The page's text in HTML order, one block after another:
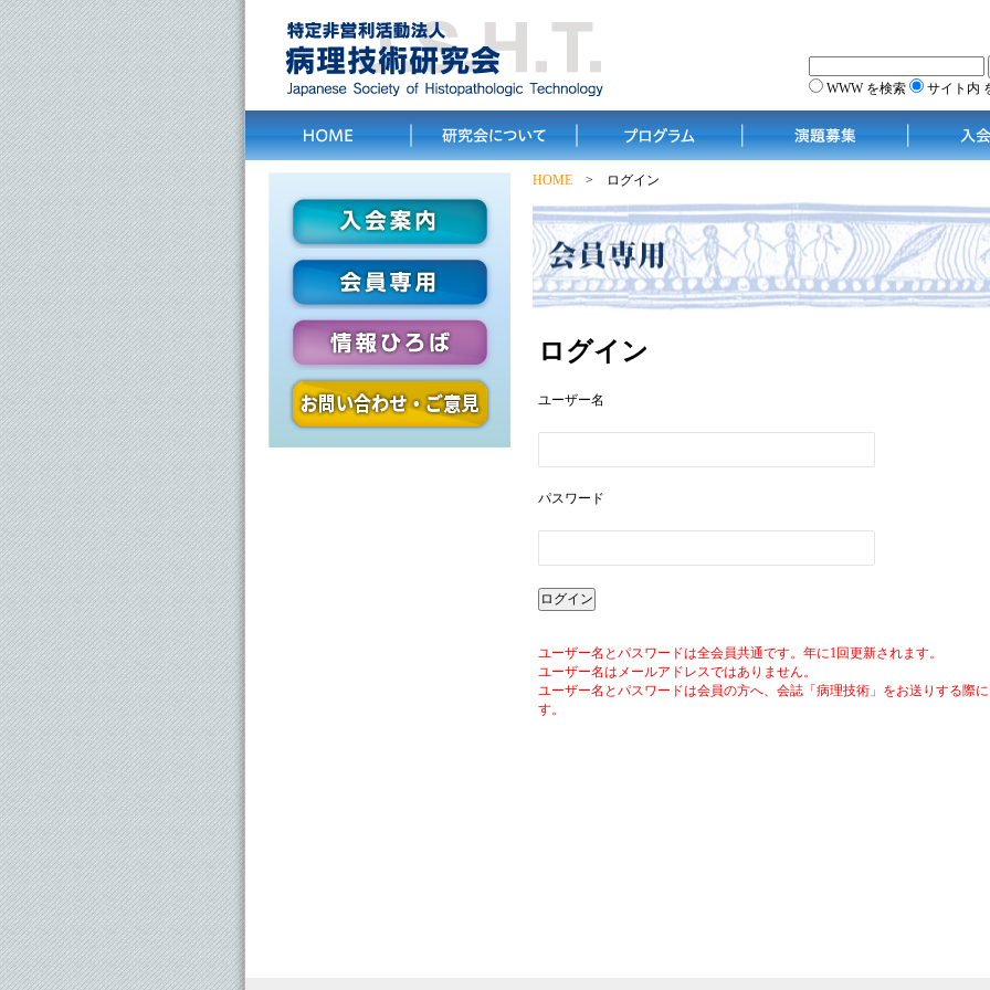
WWW を検索 サイト内
HOME > ログイン
ログイン
ユーザー名
パスワード
ユーザー名とパスワードは全会員共通です。年に1回更新されます。
ユーザー名はメールアドレスではありません。
ユーザー名とパスワードは会員の方へ、会誌「病理技術」をお送りする際
す。